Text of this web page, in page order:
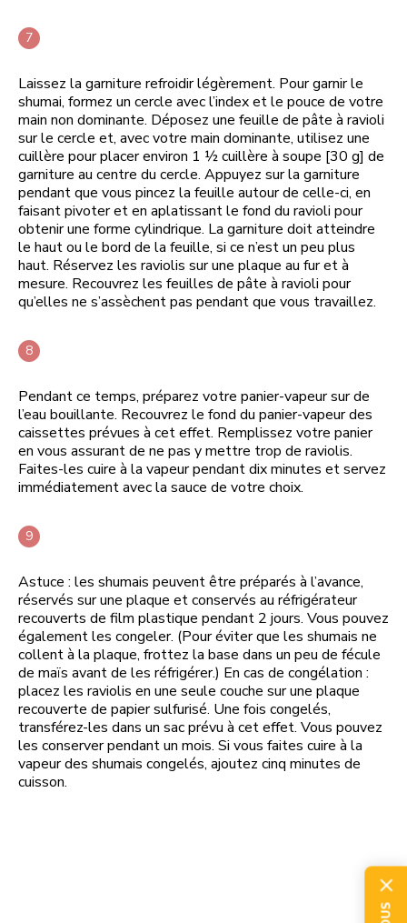
Laissez la garniture refroidir légèrement. Pour garnir le
shumai, formez un cercle avec l’index et le pouce de votre
main non dominante. Déposez une feuille de pâte à ravioli
sur le cercle et, avec votre main dominante, utilisez une
cuillère pour placer environ 1 ½ cuillère à soupe [30 g] de
garniture au centre du cercle. Appuyez sur la garniture
pendant que vous pincez la feuille autour de celle-ci, en
faisant pivoter et en aplatissant le fond du ravioli pour
obtenir une forme cylindrique. La garniture doit atteindre
le haut ou le bord de la feuille, si ce n’est un peu plus
haut. Réservez les raviolis sur une plaque au fur et à
mesure. Recouvrez les feuilles de pâte à ravioli pour
qu’elles ne s’assèchent pas pendant que vous travaillez.
Pendant ce temps, préparez votre panier-vapeur sur de
l’eau bouillante. Recouvrez le fond du panier-vapeur des
caissettes prévues à cet effet. Remplissez votre panier
en vous assurant de ne pas y mettre trop de raviolis.
Faites-les cuire à la vapeur pendant dix minutes et servez
immédiatement avec la sauce de votre choix.
Astuce : les shumais peuvent être préparés à l’avance,
réservés sur une plaque et conservés au réfrigérateur
recouverts de film plastique pendant 2 jours. Vous pouvez
également les congeler. (Pour éviter que les shumais ne
collent à la plaque, frottez la base dans un peu de fécule
de maïs avant de les réfrigérer.) En cas de congélation :
placez les raviolis en une seule couche sur une plaque
recouverte de papier sulfurisé. Une fois congelés,
transférez-les dans un sac prévu à cet effet. Vous pouvez
les conserver pendant un mois. Si vous faites cuire à la
vapeur des shumais congelés, ajoutez cinq minutes de
cuisson.